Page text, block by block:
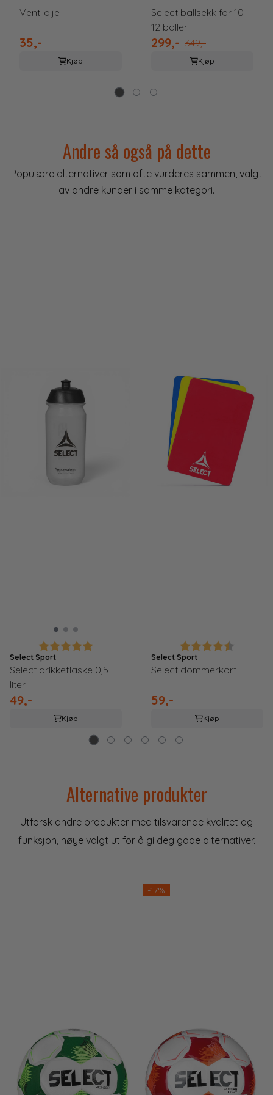
Ventilolje
35,-
Kjøp
Select ballsekk for 10-
12 baller
299,- 349,-
Kjøp
Andre så også på dette
Populære alternativer som ofte vurderes sammen, valgt
av andre kunder i samme kategori.
Karakter:
Select Sport
Select drikkeflaske 0,5
liter
49,-
Kjøp
Karakter:
Select Sport
Select dommerkort
59,-
Kjøp
Alternative produkter
Utforsk andre produkter med tilsvarende kvalitet og
funksjon, nøye valgt ut for å gi deg gode alternativer.
-17%